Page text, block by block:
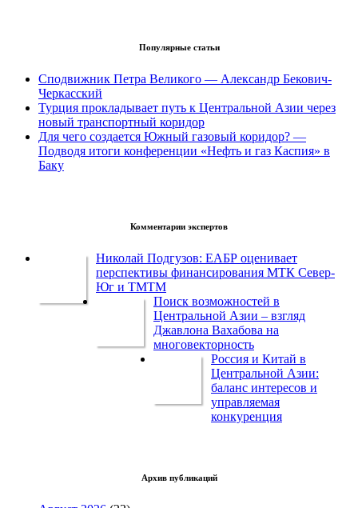
Популярные статьи
Сподвижник Петра Великого — Александр Бекович-
Черкасский
Турция прокладывает путь к Центральной Азии через
новый транспортный коридор
Для чего создается Южный газовый коридор? —
Подводя итоги конференции «Нефть и газ Каспия» в
Баку
Комментарии экспертов
Николай Подгузов: ЕАБР оценивает
перспективы финансирования МТК Север-
Юг и ТМТМ
Поиск возможностей в
Центральной Азии – взгляд
Джавлона Вахабова на
многовекторность
Россия и Китай в
Центральной Азии:
баланс интересов и
управляемая
конкуренция
Архив публикаций